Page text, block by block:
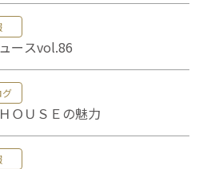
ースvol.86
グ
ＵＳＥの魅力